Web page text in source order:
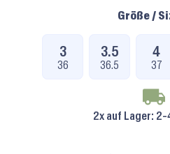
Größe /
3
36
3.5
36.5
4
37
2x auf Lager: 2-